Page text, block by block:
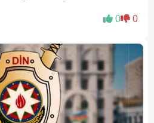
0 0